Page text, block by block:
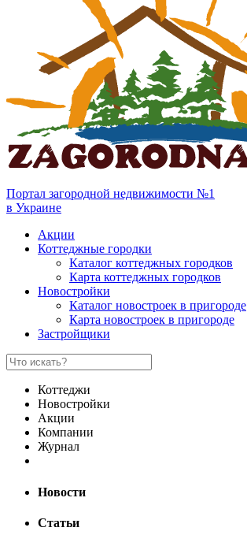
Портал загородной недвижимости №1
в Украине
Акции
Коттеджные городки
Каталог коттеджных городков
Карта коттеджных городков
Новостройки
Каталог новостроек в пригороде
Карта новостроек в пригороде
Застройщики
Коттеджи
Новостройки
Акции
Компании
Журнал
Новости
Статьи